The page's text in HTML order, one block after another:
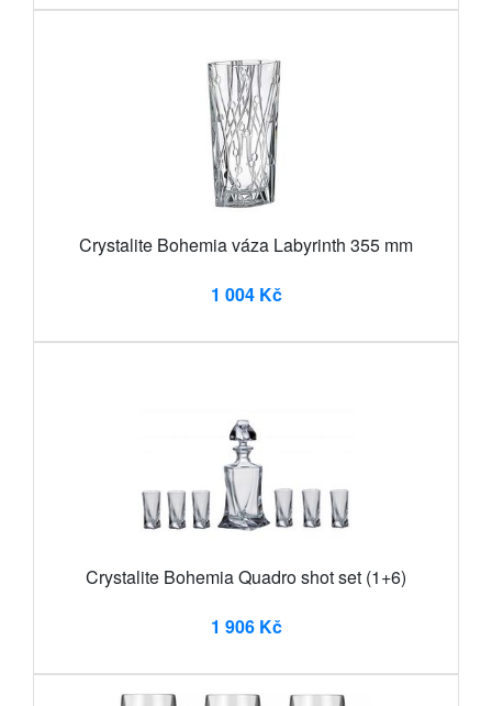
Crystalite Bohemia váza Labyrinth 355 mm
1 004 Kč
Crystalite Bohemia Quadro shot set (1+6)
1 906 Kč